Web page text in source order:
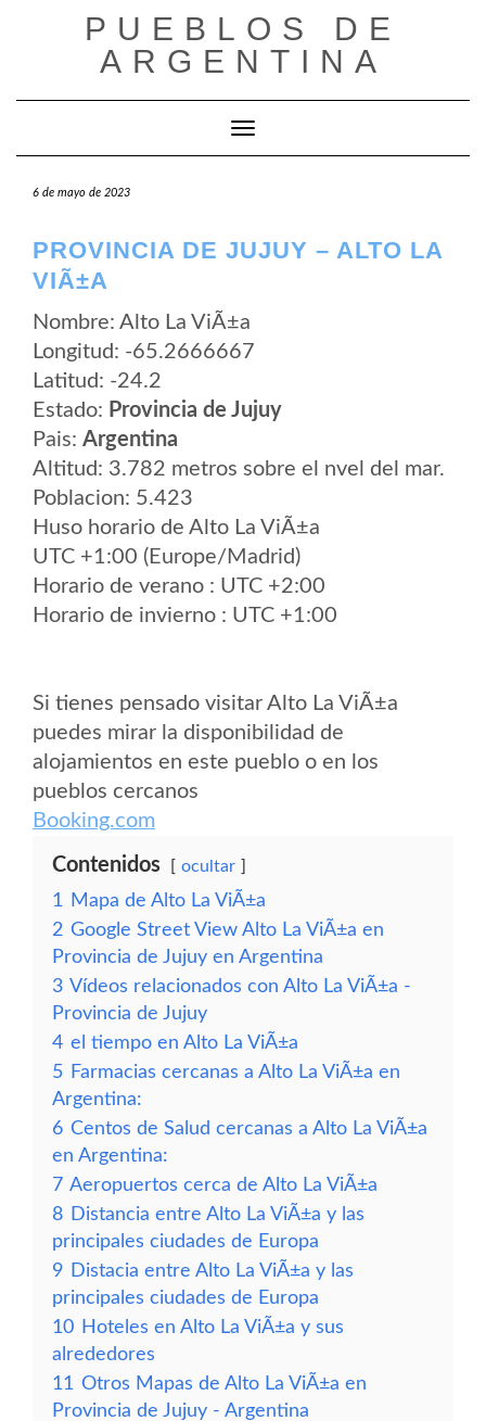
PUEBLOS DE
ARGENTINA
Cambiar modo de navegación
6 de mayo de 2023
PROVINCIA DE JUJUY – ALTO LA
VIÃ±A
Nombre: Alto La ViÃ±a
Longitud: -65.2666667
Latitud: -24.2
Estado: Provincia de Jujuy
Pais: Argentina
Altitud: 3.782 metros sobre el nvel del mar.
Poblacion: 5.423
Huso horario de Alto La ViÃ±a
UTC +1:00 (Europe/Madrid)
Horario de verano : UTC +2:00
Horario de invierno : UTC +1:00
Si tienes pensado visitar Alto La ViÃ±a
puedes mirar la disponibilidad de
alojamientos en este pueblo o en los
pueblos cercanos
Booking.com
Contenidos ocultar
1
Mapa de Alto La ViÃ±a
2 Google Street View Alto La ViÃ±a en
Provincia de Jujuy en Argentina
3 Vídeos relacionados con Alto La ViÃ±a -
Provincia de Jujuy
4 el tiempo en Alto La ViÃ±a
5 Farmacias cercanas a Alto La ViÃ±a en
Argentina:
6 Centos de Salud cercanas a Alto La ViÃ±a
en Argentina:
7 Aeropuertos cerca de Alto La ViÃ±a
8 Distancia entre Alto La ViÃ±a y las
principales ciudades de Europa
9 Distacia entre Alto La ViÃ±a y las
principales ciudades de Europa
10 Hoteles en Alto La ViÃ±a y sus
alrededores
11 Otros Mapas de Alto La ViÃ±a en
Provincia de Jujuy - Argentina